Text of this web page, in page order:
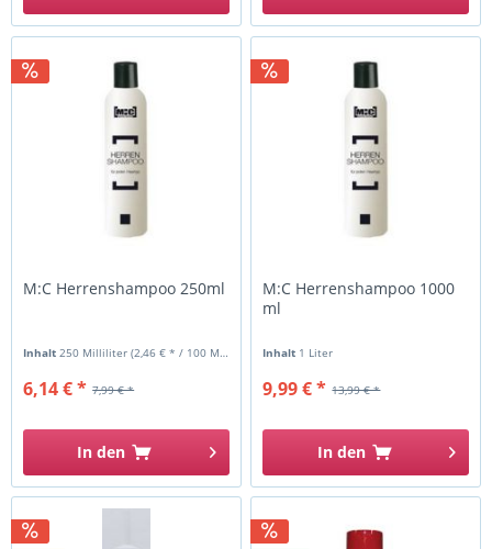
M:C Herrenshampoo 250ml
Inhalt 250 Milliliter(2,46 € * / 100 Milliliter)
7,99 € *
6,14 € *
In den
M:C Herrenshampoo 1000
ml
Inhalt 1 Liter
13,99 € *
9,99 € *
In den